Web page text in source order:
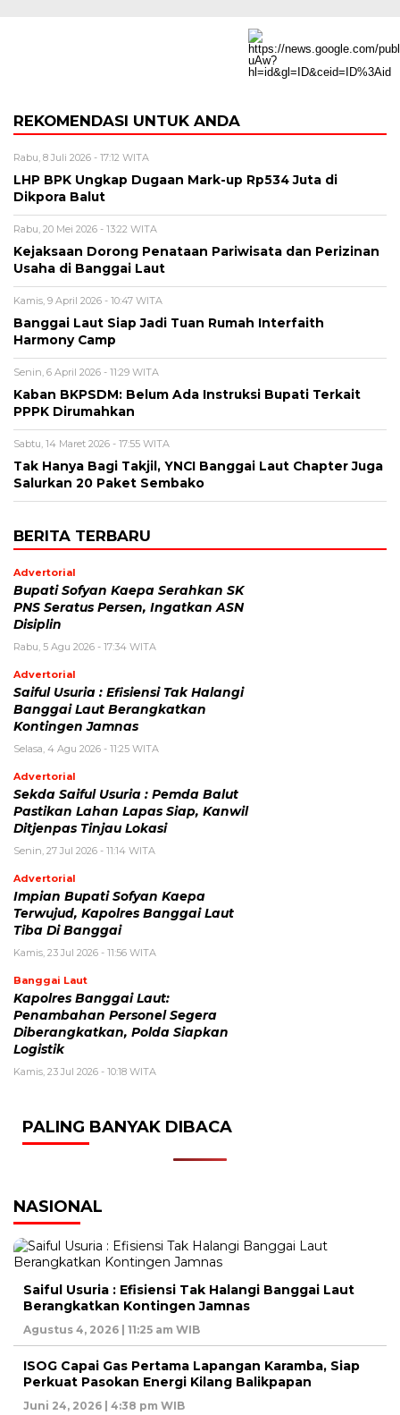
REKOMENDASI UNTUK ANDA
Rabu, 8 Juli 2026 - 17:12 WITA
LHP BPK Ungkap Dugaan Mark-up Rp534 Juta di
Dikpora Balut
Rabu, 20 Mei 2026 - 13:22 WITA
Kejaksaan Dorong Penataan Pariwisata dan Perizinan
Usaha di Banggai Laut
Kamis, 9 April 2026 - 10:47 WITA
Banggai Laut Siap Jadi Tuan Rumah Interfaith
Harmony Camp
Senin, 6 April 2026 - 11:29 WITA
Kaban BKPSDM: Belum Ada Instruksi Bupati Terkait
PPPK Dirumahkan
Sabtu, 14 Maret 2026 - 17:55 WITA
Tak Hanya Bagi Takjil, YNCI Banggai Laut Chapter Juga
Salurkan 20 Paket Sembako
BERITA TERBARU
Advertorial
Bupati Sofyan Kaepa Serahkan SK
PNS Seratus Persen, Ingatkan ASN
Disiplin
Rabu, 5 Agu 2026 - 17:34 WITA
Advertorial
Saiful Usuria : Efisiensi Tak Halangi
Banggai Laut Berangkatkan
Kontingen Jamnas
Selasa, 4 Agu 2026 - 11:25 WITA
Advertorial
Sekda Saiful Usuria : Pemda Balut
Pastikan Lahan Lapas Siap, Kanwil
Ditjenpas Tinjau Lokasi
Senin, 27 Jul 2026 - 11:14 WITA
Advertorial
Impian Bupati Sofyan Kaepa
Terwujud, Kapolres Banggai Laut
Tiba Di Banggai
Kamis, 23 Jul 2026 - 11:56 WITA
Banggai Laut
Kapolres Banggai Laut:
Penambahan Personel Segera
Diberangkatkan, Polda Siapkan
Logistik
Kamis, 23 Jul 2026 - 10:18 WITA
PALING BANYAK DIBACA
NASIONAL
Saiful Usuria : Efisiensi Tak Halangi Banggai Laut
Berangkatkan Kontingen Jamnas
Agustus 4, 2026 | 11:25 am WIB
ISOG Capai Gas Pertama Lapangan Karamba, Siap
Perkuat Pasokan Energi Kilang Balikpapan
Juni 24, 2026 | 4:38 pm WIB